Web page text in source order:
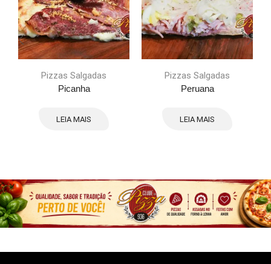
Pizzas Salgadas
Picanha
LEIA MAIS
Pizzas Salgadas
Peruana
LEIA MAIS